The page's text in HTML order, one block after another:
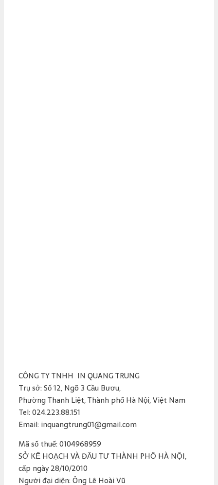
CÔNG TY TNHH IN QUANG TRUNG
Trụ sở: Số 12, Ngõ 3 Cầu Bươu,
Phường Thanh Liệt, Thành phố Hà Nội, Việt Nam
Tel: 024.223.88.151
Email: inquangtrung01@gmail.com
Mã số thuế: 0104968959
SỞ KẾ HOẠCH VÀ ĐẦU TƯ THÀNH PHỐ HÀ NỘI,
cấp ngày 28/10/2010
Người đại diện: Ông Lê Hoài Vũ